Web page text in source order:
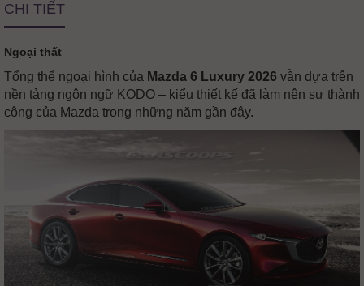
CHI TIẾT
Ngoại thất
Tổng thể ngoại hình của Mazda 6 Luxury 2026 vẫn dựa trên
nền tảng ngôn ngữ KODO – kiểu thiết kế đã làm nên sự thành
công của Mazda trong những năm gần đây.